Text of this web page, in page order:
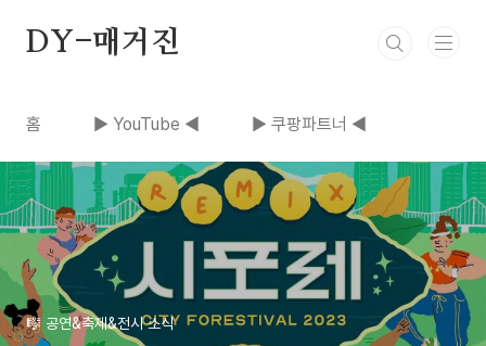
DY-매거진
홈 ▶ YouTube ◀ ▶ 쿠팡파트너 ◀
🎼 공연&축제&전시 소식